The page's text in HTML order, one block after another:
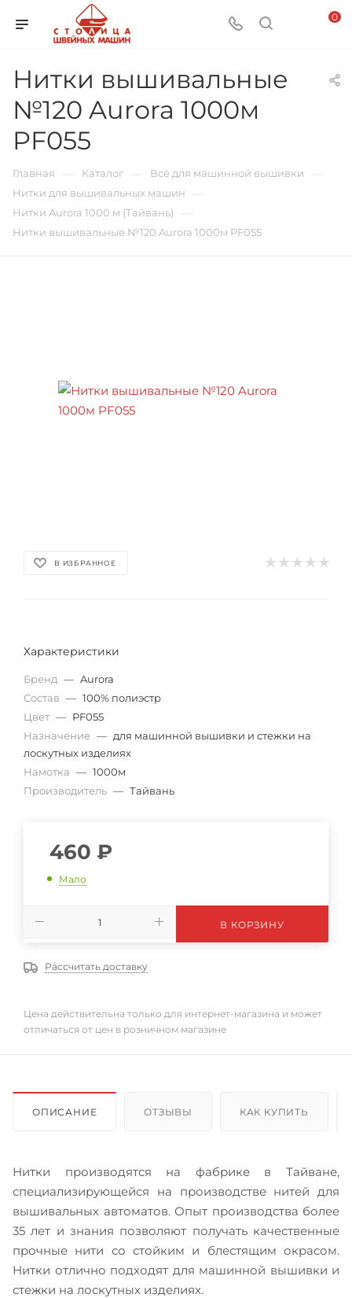
0
Нитки вышивальные
№120 Aurora 1000м
PF055
Главная Каталог Всё для машинной вышивки
Нитки для вышивальных машин
Нитки Aurora 1000 м (Тайвань)
Нитки вышивальные №120 Aurora 1000м PF055
В ИЗБРАННОЕ
Характеристики
Бренд — Aurora
Состав — 100% полиэстр
Цвет — PF055
Назначение — для машинной вышивки и стежки на
лоскутных изделиях
Намотка — 1000м
Производитель — Тайвань
460 ₽
Мало
В КОРЗИНУ
Рассчитать доставку
Цена действительна только для интернет-магазина и может
отличаться от цен в розничном магазине
ОПИСАНИЕ ОТЗЫВЫ КАК КУПИТЬ
Нитки производятся на фабрике в Тайване,
специализирующейся на производстве нитей для
вышивальных автоматов. Опыт производства более
35 лет и знания позволяют получать качественные
прочные нити со стойким и блестящим окрасом.
Нитки отлично подходят для машинной вышивки и
стежки на лоскутных изделиях.